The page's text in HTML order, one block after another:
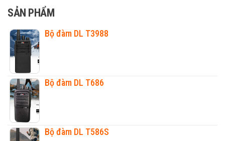
cho:
SẢN PHẨM
Bộ đàm DL T3988
Bộ đàm DL T686
Bộ đàm DL T586S